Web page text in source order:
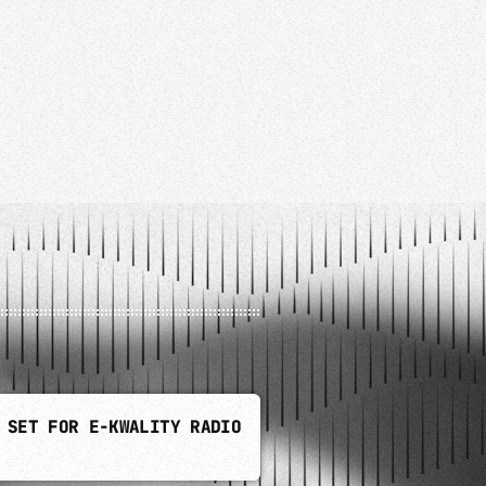
FOR E-KWALITY RADIO